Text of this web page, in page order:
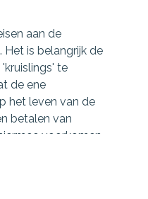
aan de
is belangrijk de
te
de ene
het leven van de
betalen van
voorkomen.